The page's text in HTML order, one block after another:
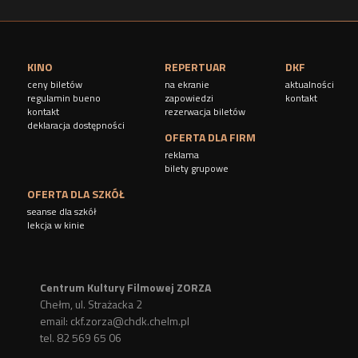
KINO
ceny biletów
regulamin bueno
kontakt
deklaracja dostępności
REPERTUAR
na ekranie
zapowiedzi
rezerwacja biletów
DKF
aktualności
kontakt
OFERTA DLA FIRM
reklama
bilety grupowe
OFERTA DLA SZKÓŁ
seanse dla szkół
lekcja w kinie
Centrum Kultury Filmowej ZORZA
Chełm, ul. Strażacka 2
email: ckf.zorza@chdk.chelm.pl
tel. 82 569 65 06